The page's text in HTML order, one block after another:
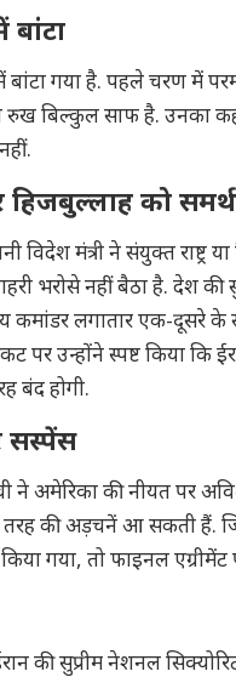
बांटा
बांटा गया है. पहले चरण में
रुख बिल्कुल साफ है. उनका
को
विदेश मंत्री ने संयुक्त
भरोसे नहीं बैठा है. देश
लगातार एक-दूसरे के
पर उन्होंने स्पष्ट किया कि
बंद होगी.
सस्पेंस
ने अमेरिका की नीयत पर
की अड़चनें आ सकती हैं.
गया, तो फाइनल
की सुप्रीम नेशनल